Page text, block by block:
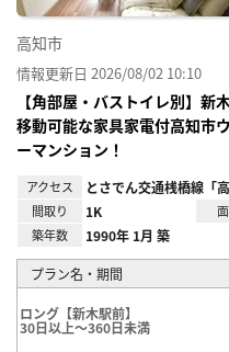
高知市
情報更新日 2026/08/02 10:10
【角部屋・バストイレ別】
移動可能な家具家電付高知市
ーマンション！
アクセス とさでん交通桟橋線「
間取り 1K
築年数 1990年 1月 築
プラン名・期間
ロング【新木駅前】
30日以上～360日未満